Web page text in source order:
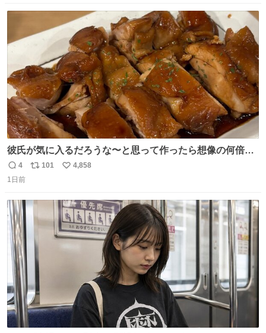
いく。妹のハンドリングには不安が残るが、事故を起こせ
ば大爆発
数
数
彼氏が気に入るだろうな〜と思って作ったら想像の何倍も
美味しい美味しい言ってくれて嬉しい
返
信
4
リ
ト
101
い
数
4,858
1日前